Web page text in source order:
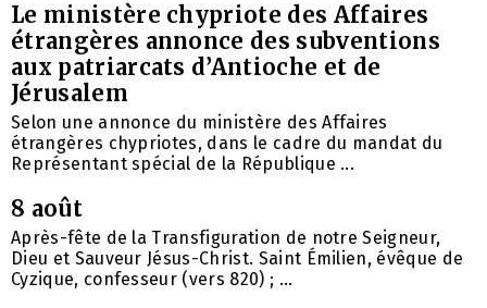
Le ministère chypriote des Affaires
étrangères annonce des subventions
aux patriarcats d’Antioche et de
Jérusalem
Selon une annonce du ministère des Affaires
étrangères chypriotes, dans le cadre du mandat du
Représentant spécial de la République ...
8 août
Après-fête de la Transfiguration de notre Seigneur,
Dieu et Sauveur Jésus-Christ. Saint Émilien, évêque de
Cyzique, confesseur (vers 820) ; ...